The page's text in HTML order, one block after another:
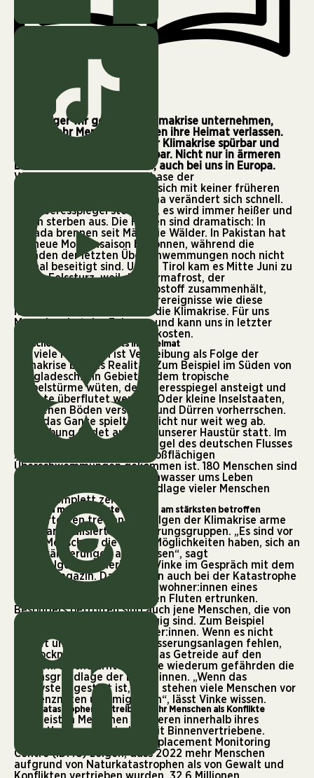
Je weniger wir gegen die Klimakrise unternehmen,
desto mehr Menschen müssen ihre Heimat verlassen.
Bereits jetzt sind Folgen der Klimakrise spürbar und
machen Gebiete unbewohnbar. Nicht nur in ärmeren
Ländern Afrikas und Asiens, auch bei uns in Europa.
Wir befinden uns in einer Phase der
Menschheitsgeschichte, die sich mit keiner früheren
vergleichen lässt. Unser Klima verändert sich schnell.
Der Meeresspiegel steigt an, es wird immer heißer und
Arten sterben aus. Die Folgen sind dramatisch: In
Kanada brennen seit März die Wälder. In Pakistan hat
die neue Monsunsaison begonnen, während die
Schäden der letzten Überschwemmungen noch nicht
einmal beseitigt sind. Und in Tirol kam es Mitte Juni zu
einem Felssturz, weil der Permafrost, der
Gesteinsmassen wie ein Klebstoff zusammenhält,
aufgetaut ist. Extremwetterereignisse wie diese
nehmen zu. Das verursacht die Klimakrise. Für uns
Menschen hat das Folgen – und kann uns in letzter
Konsequenz unser Zuhause kosten.
Menschen verlieren bereits ihre Heimat
Für viele Menschen ist Vertreibung als Folge der
Klimakrise bereits Realität. Zum Beispiel im Süden von
Bangladesch. Ein Gebiet, in dem tropische
Wirbelstürme wüten, der Meeresspiegel ansteigt und
Gebiete überflutet werden. Oder kleine Inselstaaten,
auf denen Böden versalzen und Dürren vorherrschen.
Doch das Ganze spielt sich nicht nur weit weg ab.
Vertreibung findet auch vor unserer Haustür statt. Im
Juli 2021 stieg der Wasserpegel des deutschen Flusses
Ahr derart an, dass es zu großflächigen
Überschwemmungen gekommen ist. 180 Menschen sind
bei diesem Jahrhunderthochwasser ums Leben
gekommen. Die Lebensgrundlage vieler Menschen
wurde komplett zerstört.
Arme und marginalisierte Gruppen am stärksten betroffen
Am härtesten treffen die Folgen der Klimakrise arme
und marginalisierte Bevölkerungsgruppen. „Es sind vor
allem Menschen, die wenig Möglichkeiten haben, sich an
die Veränderungen anzupassen“, sagt
Klimafolgenforscherin Kira Vinke im Gespräch mit dem
FREDA Magazin. Das hat man auch bei der Katastrophe
im Ahrtal gesehen. Zwölf Bewohner:innen eines
Behindertenheims sind in den Fluten ertrunken.
Besonders betroffen sind auch jene Menschen, die von
einer intakten Natur abhängig sind. Zum Beispiel
Kleinbäuer:innen oder Fischer:innen. Wenn es nicht
regnet und künstliche Bewässerungsanlagen fehlen,
vertrocknet beispielsweise das Getreide auf den
Feldern. Solche Ernteausfälle wiederum gefährden die
Lebensgrundlage der Bäuer:innen. „Wenn das
Ökosystem gestört ist, dann stehen viele Menschen vor
Existenznöten und migrieren“, lässt Vinke wissen.
Naturkatastrophen vertreiben mehr Menschen als Konflikte
Die meisten Menschen migrieren innerhalb ihres
Heimatlandes und sind damit Binnenvertriebene.
des International Displacement Monitoring
Centre (IDMC) zeigen, dass 2022 mehr Menschen
aufgrund von Naturkatastrophen als von Gewalt und